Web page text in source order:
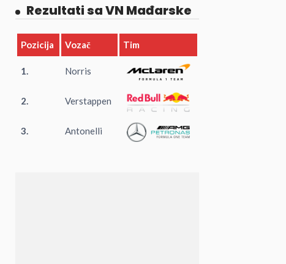
Rezultati sa VN Mađarske
Pozicija Vozač Tim
1. Norris
2. Verstappen
3. Antonelli